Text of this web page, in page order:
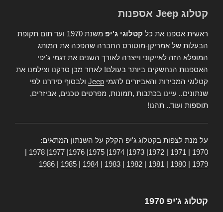
קטלוג Jeep אספנות
ראשית אספנו את כל קטלוגי ג'יפ
משנת 1970 ועד תום תקופת
הבעלות של אמריקן-מוטורס החברה שהפכה את המותג
המופלא הזה לאייקוני וייצרה לאורך השנים את דגמי ג'יפי
האספנות הנחשקים ביותר בעולם! לאחר מכן סרקנו וצילמנו את
קטלוגי המכירות והאביזרים לדגמי Jeep ולבסוף סידרנו לפי
שנתונים.. עיינו בכתבות ,תמונות, מפרטים טכנים, אביזרים,
תוספות ועוד.. תהנו!
על מנת לצפות בקטלוג ג'יפ הקלק על השנתון המתאים:
1970
1971
1972
1973
1974
1975
1976
1977
1978
1979
1980
1981
1982
1983
1984
1985
1986
קטלוג ג'יפ 1970